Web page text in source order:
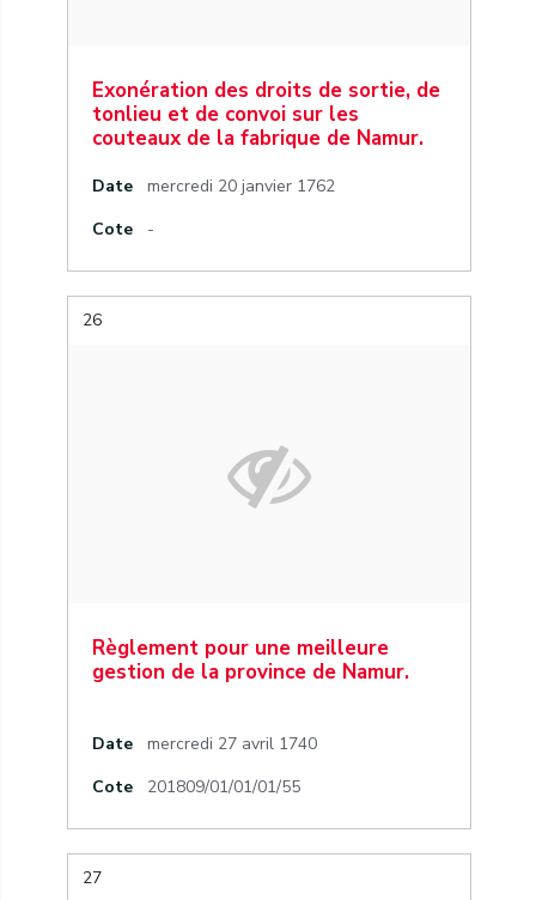
Exonération des droits de sortie, de
tonlieu et de convoi sur les
couteaux de la fabrique de Namur.
Date
mercredi 20 janvier 1762
Cote
-
26
Règlement pour une meilleure
gestion de la province de Namur.
Date
mercredi 27 avril 1740
Cote
201809/01/01/01/55
27